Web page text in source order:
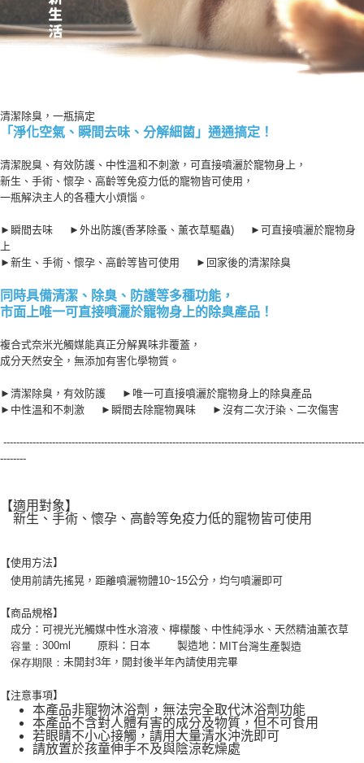
清潔除臭，一瓶搞定
「淨化空氣、瞬間去味、分解細菌」通通搞定！
清潔脫臭、有效防護、中性溫和不刺激，可直接噴灑於寵物身上，
新生、手術、懷孕、高齡等免疫力低的寵物皆可使用，
一瓶解決主人的各種大小煩惱。
​►瞬間去味 ​►外出防護(香茅除蚤、薰衣草驅蟲) ​►可直接噴灑於寵物身
上
​►新生、手術、懷孕、高齡等皆可使用 ​►回家後的清潔除臭
同時具備清潔、除臭、防護等多種功能，
市面上唯一可直接噴灑於寵物身上的除臭產品 ！
複合式奈米光觸媒能真正分解異味非覆蓋，
成分天然安全，無添加有害化學物質。
​►清潔除臭，有效防護 ►唯一可直接噴灑於寵物身上的除臭產品
►中性溫和不刺激 ►瞬間去除寵物異味 ►沒有二次汙染、二次傷害
---------------------------------------------------------------------------------------------------------------
--------
【適用對象】
新生、手術、懷孕、高齡等免疫力低的寵物皆可使用
【使用方法】
使用前請先搖晃，距離噴灑物體10~15公分，均勻噴灑即可
【商品規格】
成分：可視光光觸媒中性水溶液、檸檬酸、中性純淨水、天然精油薰衣草
容量： 300ml 原料：日本 製造地： MIT台灣生產製造
保存期限： 未開封3年，開封後半年內請使用完畢
【注意事項】
本產品非寵物沐浴劑，無法完全取代沐浴劑功能
本產品不含對人體有害的成分及物質，但不可食用
若眼睛不小心接觸，請用大量清水沖洗即可
請放置於孩童伸手不及與陰涼乾燥處